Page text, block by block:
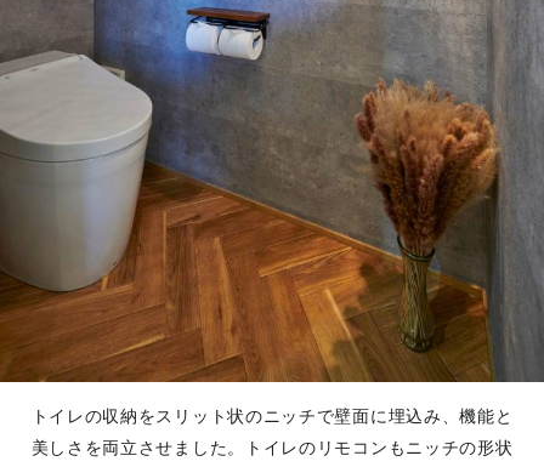
トイレの収納をスリット状のニッチで壁面に埋込み、機能と
美しさを両立させました。トイレのリモコンもニッチの形状